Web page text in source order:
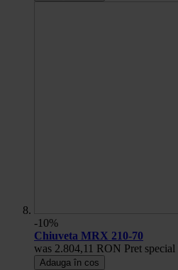
-10%
Chiuveta MRX 210-70
was 2.804,11 RON Pret special
Adauga în cos